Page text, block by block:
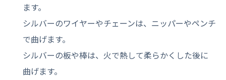
ます。
シルバーのワイヤーやチェーンは、ニッパーやペンチ
で曲げます。
シルバーの板や棒は、火で熱して柔らかくした後に
曲げます。